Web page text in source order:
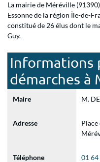
La mairie de Méréville
Essonne de la région Île-de-
constitué de 26 élus dont le
Guy.
Informations
démarches à
Maire M.
Adresse
Téléphone 01 64